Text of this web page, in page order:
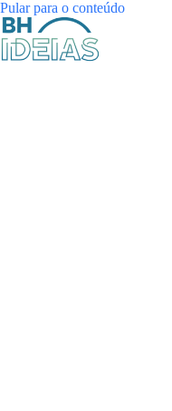
Pular para o conteúdoPular